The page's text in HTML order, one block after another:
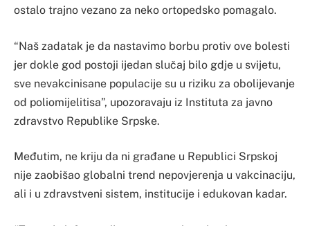
ostalo trajno vezano za neko ortopedsko pomagalo.
“Naš zadatak je da nastavimo borbu protiv ove bolesti
jer dokle god postoji ijedan slučaj bilo gdje u svijetu,
sve nevakcinisane populacije su u riziku za obolijevanje
od poliomijelitisa”, upozoravaju iz Instituta za javno
zdravstvo Republike Srpske.
Međutim, ne kriju da ni građane u Republici Srpskoj
nije zaobišao globalni trend nepovjerenja u vakcinaciju,
ali i u zdravstveni sistem, institucije i edukovan kadar.